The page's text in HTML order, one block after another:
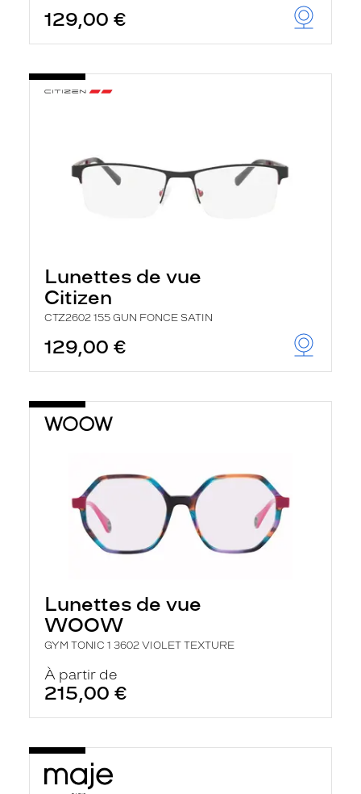
129,00 €
Lunettes de vue
Citizen
CTZ2602 155 GUN FONCE SATIN
129,00 €
Lunettes de vue
WOOW
GYM TONIC 1 3602 VIOLET TEXTURE
À partir de
215,00 €